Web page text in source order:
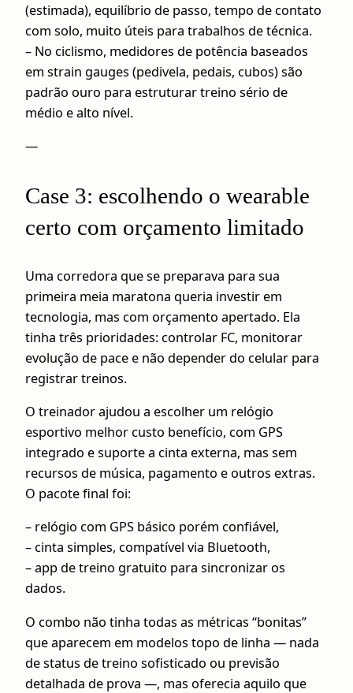
(estimada), equilíbrio de passo, tempo de contato
com solo, muito úteis para trabalhos de técnica.
– No ciclismo, medidores de potência baseados
em strain gauges (pedivela, pedais, cubos) são
padrão ouro para estruturar treino sério de
médio e alto nível.
—
Case 3: escolhendo o wearable
certo com orçamento limitado
Uma corredora que se preparava para sua
primeira meia maratona queria investir em
tecnologia, mas com orçamento apertado. Ela
tinha três prioridades: controlar FC, monitorar
evolução de pace e não depender do celular para
registrar treinos.
O treinador ajudou a escolher um relógio
esportivo melhor custo benefício, com GPS
integrado e suporte a cinta externa, mas sem
recursos de música, pagamento e outros extras.
O pacote final foi:
– relógio com GPS básico porém confiável,
– cinta simples, compatível via Bluetooth,
– app de treino gratuito para sincronizar os
dados.
O combo não tinha todas as métricas “bonitas”
que aparecem em modelos topo de linha — nada
de status de treino sofisticado ou previsão
detalhada de prova —, mas oferecia aquilo que